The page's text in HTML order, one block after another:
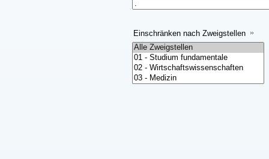
Einschränken nach Zweigstellen